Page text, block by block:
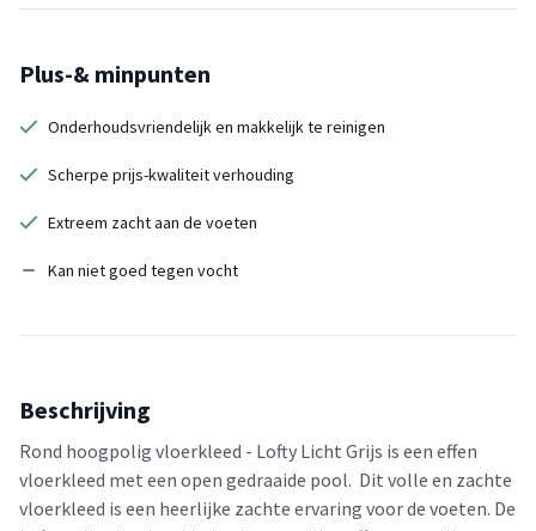
Plus-& minpunten
Onderhoudsvriendelijk en makkelijk te reinigen
Scherpe prijs-kwaliteit verhouding
Extreem zacht aan de voeten
Kan niet goed tegen vocht
Beschrijving
Rond hoogpolig vloerkleed - Lofty Licht Grijs is een effen
vloerkleed met een open gedraaide pool. Dit volle en zachte
vloerkleed is een heerlijke zachte ervaring voor de voeten. De